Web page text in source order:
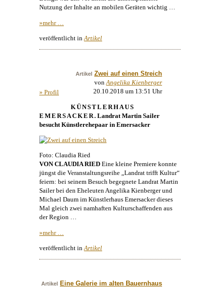
Nutzung der Inhalte an mobilen Geräten wichtig …
»mehr …
veröffentlicht inArtikel
Artikel Zwei auf einen Streich
vonAngelika Kienberger
» Profil
20.10.2018 um 13:51 Uhr
KÜNSTLERHAUS
EMERSACKER. Landrat Martin Sailer
besucht Künstlerehepaar in Emersacker
Foto: Claudia Ried
VON CLAUDIA RIED Eine kleine Premiere konnte
jüngst die Veranstaltungsreihe „Landrat trifft Kultur“
feiern: bei seinem Besuch begegnete Landrat Martin
Sailer bei den EheleutenAngelika Kienbergerund
Michael Daum im Künstlerhaus Emersacker dieses
Mal gleich zwei namhaften Kulturschaffenden aus
der Region …
»mehr …
veröffentlicht inArtikel
Artikel
Eine Galerie im alten Bauernhaus